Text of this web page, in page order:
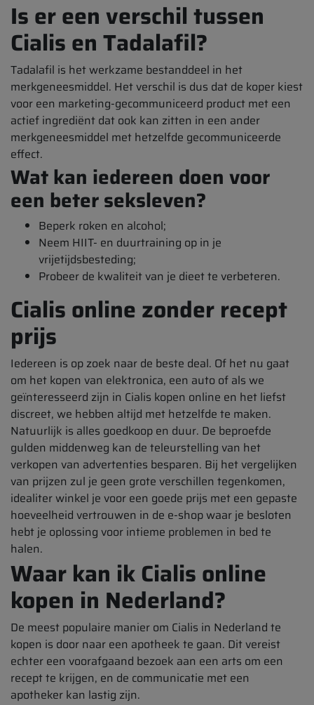
Is er een verschil tussen
Cialis en Tadalafil?
Tadalafil is het werkzame bestanddeel in het
merkgeneesmiddel. Het verschil is dus dat de koper kiest
voor een marketing-gecommuniceerd product met een
actief ingrediënt dat ook kan zitten in een ander
merkgeneesmiddel met hetzelfde gecommuniceerde
effect.
Wat kan iedereen doen voor
een beter seksleven?
Beperk roken en alcohol;
Neem HIIT- en duurtraining op in je
vrijetijdsbesteding;
Probeer de kwaliteit van je dieet te verbeteren.
Cialis online zonder recept
prijs
Iedereen is op zoek naar de beste deal. Of het nu gaat
om het kopen van elektronica, een auto of als we
geïnteresseerd zijn in Cialis kopen online en het liefst
discreet, we hebben altijd met hetzelfde te maken.
Natuurlijk is alles goedkoop en duur. De beproefde
gulden middenweg kan de teleurstelling van het
verkopen van advertenties besparen. Bij het vergelijken
van prijzen zul je geen grote verschillen tegenkomen,
idealiter winkel je voor een goede prijs met een gepaste
hoeveelheid vertrouwen in de e-shop waar je besloten
hebt je oplossing voor intieme problemen in bed te
halen.
Waar kan ik Cialis online
kopen in Nederland?
De meest populaire manier om Cialis in Nederland te
kopen is door naar een apotheek te gaan. Dit vereist
echter een voorafgaand bezoek aan een arts om een
recept te krijgen, en de communicatie met een
apotheker kan lastig zijn.